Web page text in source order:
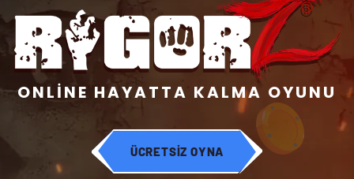
ONLİNE HAYATTA KALMA OYUNU
ÜCRETSİZ OYNA